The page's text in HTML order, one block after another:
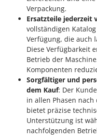
Weber
WIDU
Wiper EcoRobot
Wolf Garten
Wortex
Worx
Yard Force
Zanon
Verpackung.
Ersatzteile jederzeit
vollständigen
Verfügung, die auch
Diese Verfügbarkeit
Betrieb der
Komponenten
Sorgfältiger und
dem Kauf: Der
in allen Phasen nach
bietet präzise
Unterstützung ist
nachfolgenden